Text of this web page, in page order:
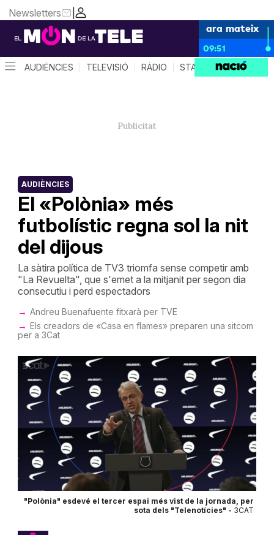
|
Newsletters
ara mateix
09:51
AUDIÈNCIES TELEVISIÓ RÀDIO STAR SYSTEM
El «Polònia» més
futbolístic regna sol la nit
del dijous
AUDIÈNCIES
La sàtira política de TV3 triomfa sense competir amb
"La Revuelta", que s'emet a la mitjanit per segon dia
consecutiu i perd espectadors
Andreu Buenafuente fitxarà per TVE
Els creadors de «Casa en flames» preparen una sitcom
per a 3Cat
"Polònia" esdevé el tercer espai més vist de la jornada, per
sota dels "Telenotícies" - 3CAT